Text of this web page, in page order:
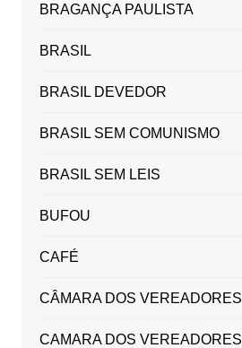
BRAGANÇA PAULISTA
BRASIL
BRASIL DEVEDOR
BRASIL SEM COMUNISMO
BRASIL SEM LEIS
BUFOU
CAFÉ
CÂMARA DOS VEREADORES
CAMARA DOS VEREADORES